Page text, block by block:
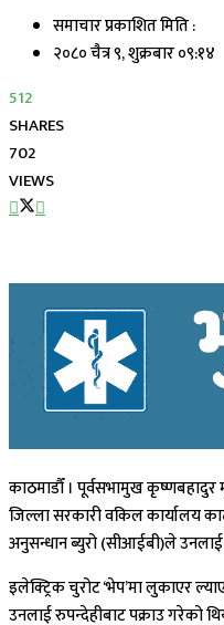
समाचार प्रकाशित मिति :
२०८० चैत्र ९, शुक्रबार ०९:१४
512
SHARES
702
VIEWS
काठमाडौँ । पूर्वसभामुख कृष्णबहादुर
जिल्ला सरकारी वकिल कार्यालय
अनुसन्धान ब्युरो (सीआईबी)ले उनलाई
इलेक्ट्रिक चुरोट ‘भेप’मा लुकाएर
उनलाई रुपन्देहीबाट पक्राउ गरेको